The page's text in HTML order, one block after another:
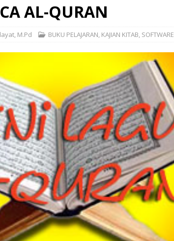
AL-QURAN
M.Pd BUKU PELAJARAN, KAJIAN KITAB, SOFTWARE